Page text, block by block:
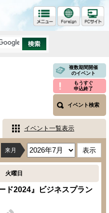
複数期間開催
のイベント
もうすぐ
申込終了
イベント検索
イベント一覧表示
来月
火曜日
ド2024』ビジネスプラン